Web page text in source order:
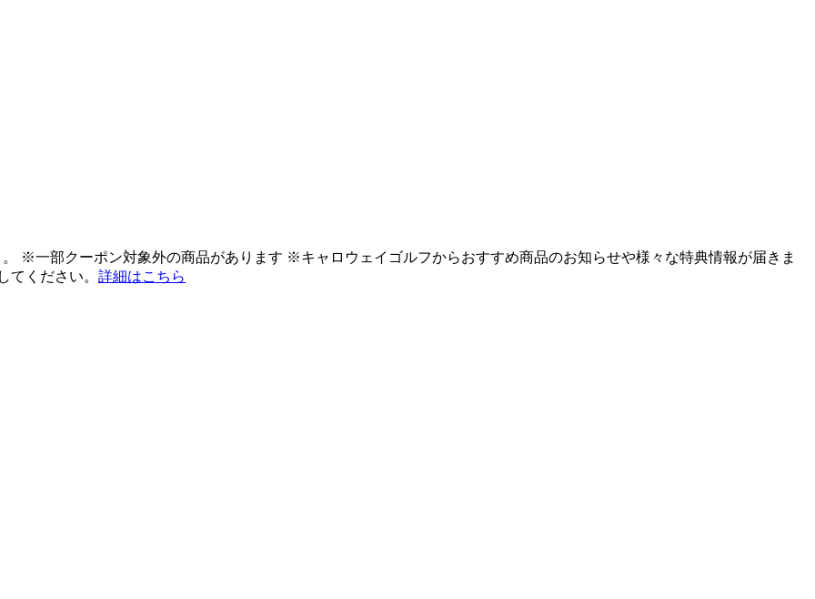
※一部クーポン対象外の商品があります ※キャロウェイゴルフからおすすめ商品のお知らせや様々な特典情報が届きま
てください。 詳細はこちら